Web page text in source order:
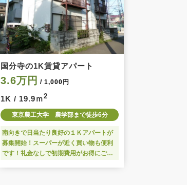
国分寺の1K賃貸アパート
3.6万円 / 1,000円
1K / 19.9ｍ2
東京農工大学 農学部まで徒歩6分
南向きで日当たり良好の１Ｋアパートが
募集開始！スーパーが近く買い物も便利
です！礼金なしで初期費用がお得にご入